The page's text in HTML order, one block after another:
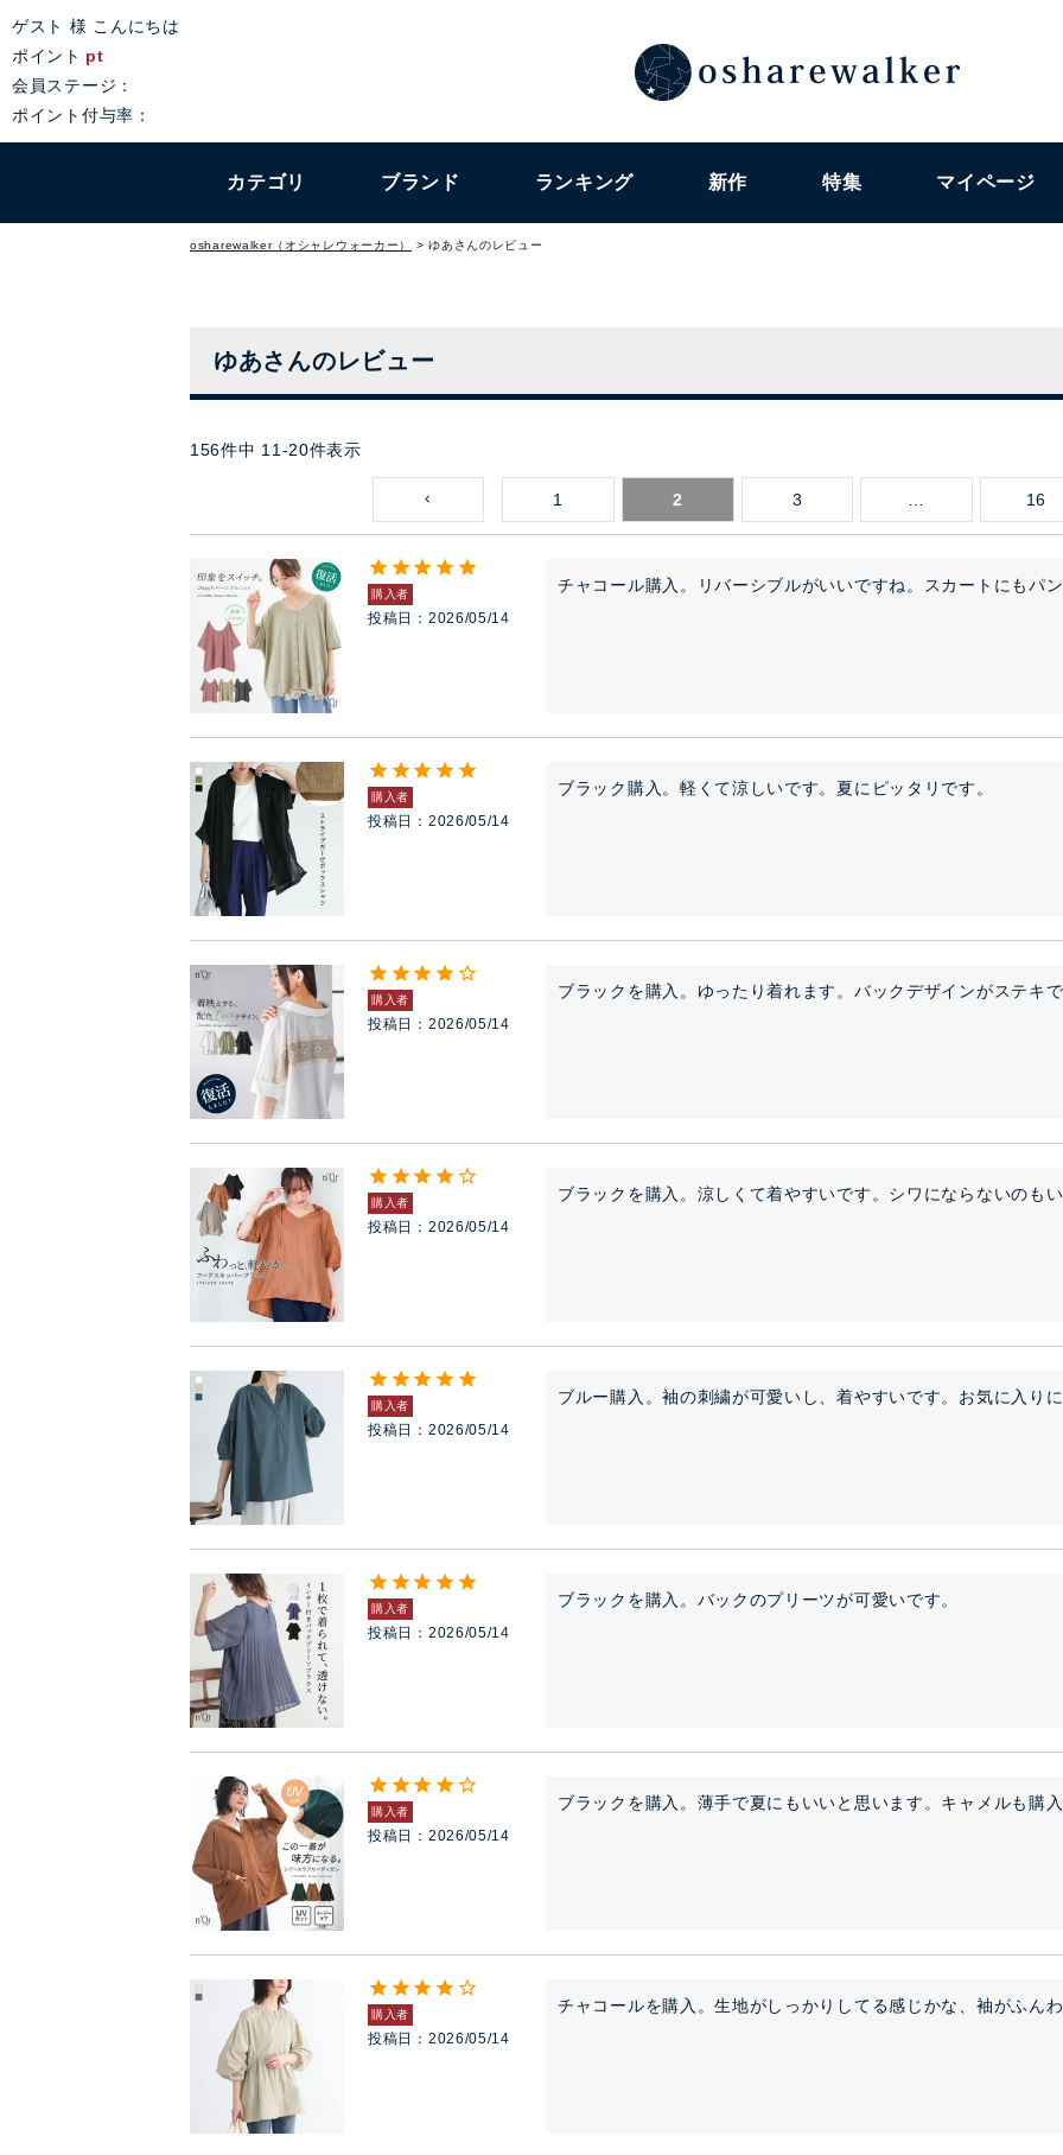
ゲスト 様 こんにちは
ポイント pt
会員ステージ：
ポイント付与率：
カテゴリ ブランド ランキング 新作 特集 マイページ
osharewalker（オシャレウォーカー） ゆあさんのレビュー
ゆあさんのレビュー
156件中 11 -20件表示
1 2 3 16
購入者
投稿日 2026/05/14
チャコール購入。リバーシブルがいいですね。スカートにもパン
購入者
投稿日 2026/05/14
ブラック購入。軽くて涼しいです。夏にピッタリです。
購入者
投稿日 2026/05/14
ブラックを購入。ゆったり着れます。バックデザインがステキで
購入者
投稿日 2026/05/14
ブラックを購入。涼しくて着やすいです。シワにならないのもい
購入者
投稿日 2026/05/14
ブルー購入。袖の刺繍が可愛いし、着やすいです。お気に入り
購入者
投稿日 2026/05/14
ブラックを購入。バックのプリーツが可愛いです。
購入者
投稿日 2026/05/14
購入者
投稿日 2026/05/14
チャコールを購入。生地がしっかりしてる感じかな、袖がふん